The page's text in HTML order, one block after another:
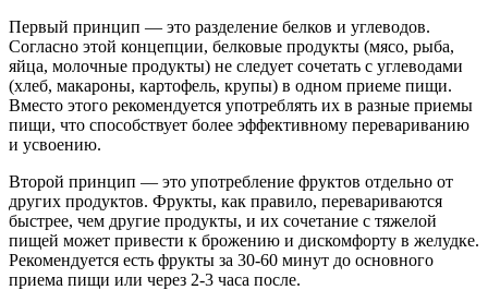
Первый принцип — это разделение белков и углеводов.
Согласно этой концепции, белковые продукты (мясо, рыба,
яйца, молочные продукты) не следует сочетать с углеводами
(хлеб, макароны, картофель, крупы) в одном приеме пищи.
Вместо этого рекомендуется употреблять их в разные приемы
пищи, что способствует более эффективному перевариванию
и усвоению.
Второй принцип — это употребление фруктов отдельно от
других продуктов. Фрукты, как правило, перевариваются
быстрее, чем другие продукты, и их сочетание с тяжелой
пищей может привести к брожению и дискомфорту в желудке.
Рекомендуется есть фрукты за 30-60 минут до основного
приема пищи или через 2-3 часа после.